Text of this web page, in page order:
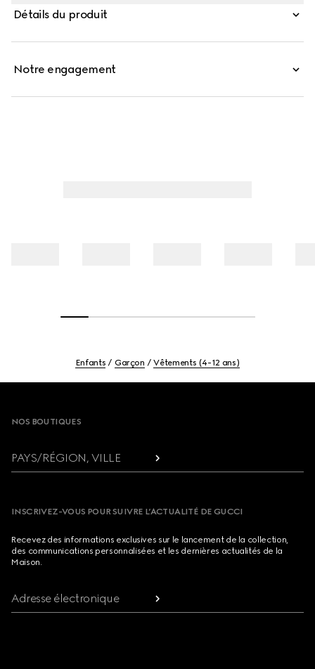
aventure. Ce pantalon pour enfant confectionné en
Détails du produit
Notre engagement
Enfants Garçon Vêtements (4-12 ans)
NOS BOUTIQUES
PAYS/RÉGION, VILLE
INSCRIVEZ-VOUS POUR SUIVRE L’ACTUALITÉ DE GUCCI
Recevez des informations exclusives sur le lancement de la collection,
des communications personnalisées et les dernières actualités de la
Maison.
Adresse électronique